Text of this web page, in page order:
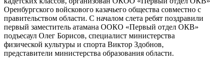
Оренбургского войскового казачьего общества совместно с
правительством области. С началом слета ребят поздравили
первый заместитель атамана ООКО «Первый отдел ОКВ»
подъесаул Олег Борисов, специалист министерства
физической культуры и спорта Виктор Здобнов,
представители министерства образования области.